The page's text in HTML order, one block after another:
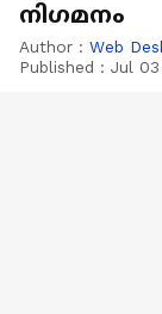
നിഗമനം
Author : Web
Published : Jul 03